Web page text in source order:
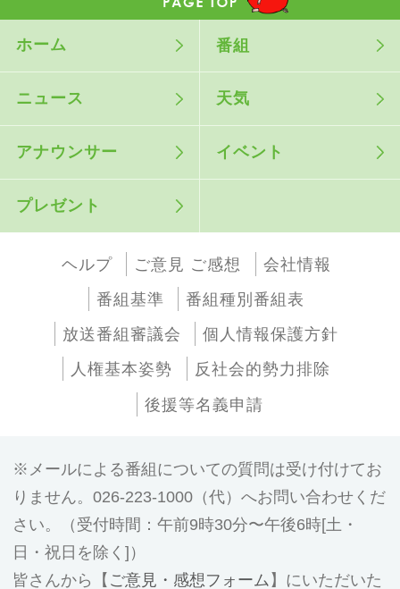
ホーム 番組
ニュース 天気
アナウンサー イベント
プレゼント
ヘルプ ご意見 ご感想
会社情報
番組基準
番組種別番組表
放送番組審議会
個人情報保護方針
人権基本姿勢
反社会的勢力排除
後援等名義申請
メールによる番組についての質問は受け付けてお
りません。026-223-1000（代）へお問い合わせくだ
さい。（受付時間：午前9時30分〜午後6時[土・
日・祝日を除く]）
皆さんから【 ご意見・感想フォーム 】にいただいた